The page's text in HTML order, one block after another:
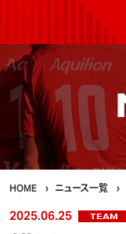
HOME ニュース一覧
2025.06.25 TEAM